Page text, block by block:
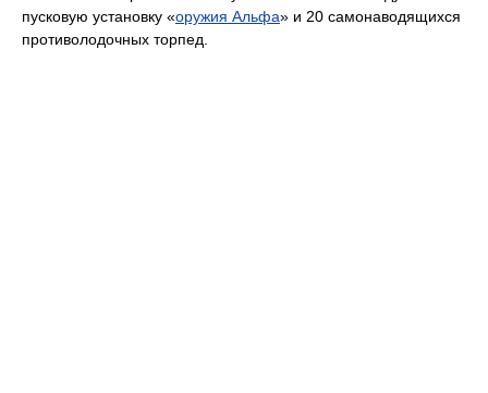
пусковую установку «оружия Альфа» и 20 самонаводящихся
противолодочных торпед.